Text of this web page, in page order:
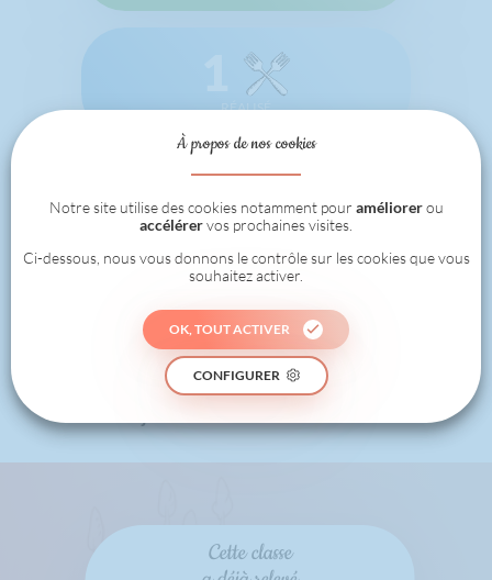
RÉALISÉ
Les badges
Bien le
Cette classe
À propos de nos cookies
Notre site utilise des cookies notamment pour améliorerou
accélérervos prochaines visites.
Ci-dessous, nous vous donnons le contrôle sur les cookies que vous
souhaitez activer.
OK, TOUT ACTIVER
CONFIGURER